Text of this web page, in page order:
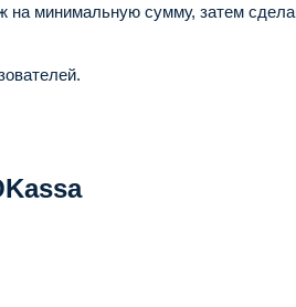
на минимальную сумму, затем